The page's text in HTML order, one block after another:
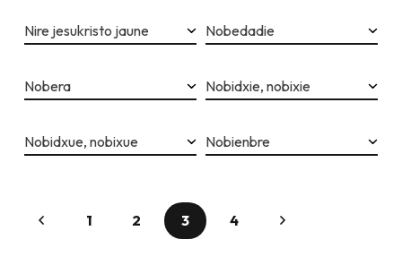
Nire jesukristo jaune Nobedadie
Nobera Nobidxie, nobixie
Nobidxue, nobixue Nobienbre
1 2 3 4